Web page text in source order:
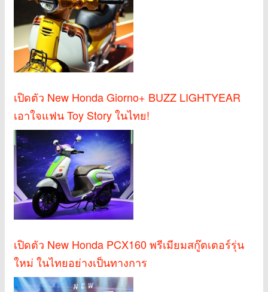
เปิดตัว New Honda Giorno+ BUZZ LIGHTYEAR
เอาใจแฟน Toy Story ในไทย!
เปิดตัว New Honda PCX160 พรีเมียมสกู๊ตเตอร์รุ่น
ใหม่ ในไทยอย่างเป็นทางการ